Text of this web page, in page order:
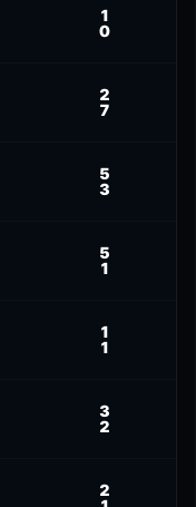
1
0
2
7
5
3
5
1
1
1
3
2
2